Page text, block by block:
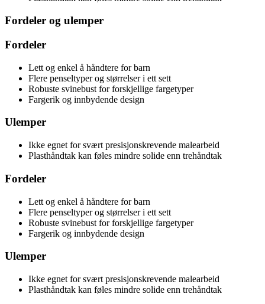
Fordeler og ulemper
Fordeler
Lett og enkel å håndtere for barn
Flere penseltyper og størrelser i ett sett
Robuste svinebust for forskjellige fargetyper
Fargerik og innbydende design
Ulemper
Ikke egnet for svært presisjonskrevende malearbeid
Plasthåndtak kan føles mindre solide enn trehåndtak
Fordeler
Lett og enkel å håndtere for barn
Flere penseltyper og størrelser i ett sett
Robuste svinebust for forskjellige fargetyper
Fargerik og innbydende design
Ulemper
Ikke egnet for svært presisjonskrevende malearbeid
Plasthåndtak kan føles mindre solide enn trehåndtak